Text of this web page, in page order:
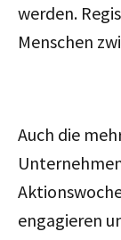
werden.
Menschen
Auch die
engagieren